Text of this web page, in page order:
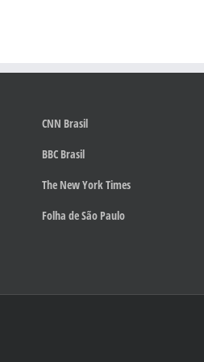
CNN Brasil
BBC Brasil
The New York Times
Folha de São Paulo